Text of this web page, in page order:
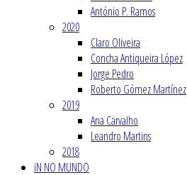
António P. Ramos
2020
Claro Oliveira
Concha Antiqueira López
Jorge Pedro
Roberto Gómez Martínez
2019
Ana Carvalho
Leandro Martins
2018
iN NO MUNDO